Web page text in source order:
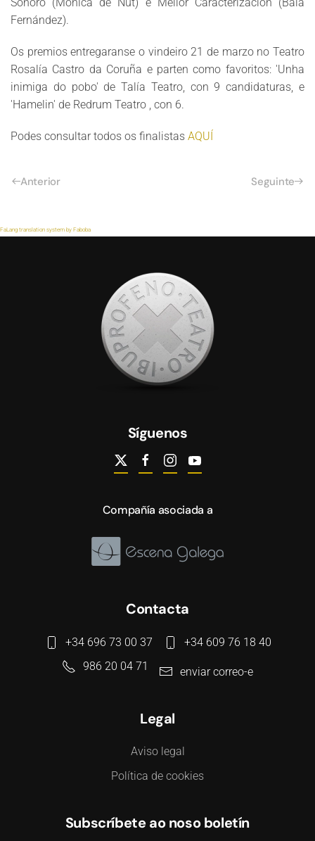
Fernández).
Os premios entregaranse o vindeiro 21 de marzo no Teatro
Rosalía Castro da Coruña e parten como favoritos: 'Unha
inimiga do pobo' de Talía Teatro, con 9 candidaturas, e
'Hamelin' de Redrum Teatro , con 6.
Podes consultar todos os finalistas AQUÍ
Anterior Seguinte
FaLang translation system by Faboba
Síguenos
Compañía asociada a
Contacta
+34 696 73 00 37
+34 609 76 18 40
986 20 04 71
enviar correo-e
Legal
Aviso legal
Política de cookies
Subscríbete ao noso boletín